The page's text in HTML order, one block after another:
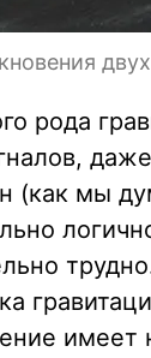
рода
(как мы
имеет